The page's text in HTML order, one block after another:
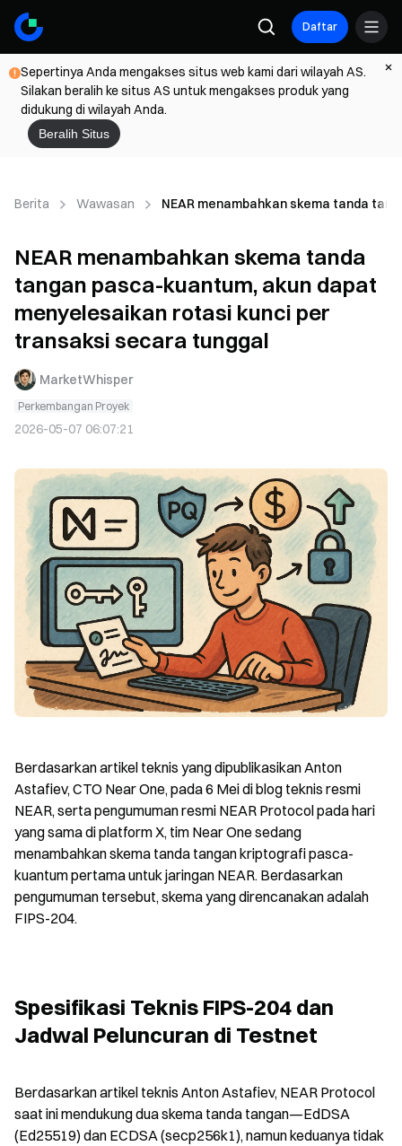
Daftar
Sepertinya Anda mengakses situs web kami dari wilayah AS.
Silakan beralih ke situs AS untuk mengakses produk yang
didukung di wilayah Anda.
Beralih Situs
Berita Wawasan NEAR menambahkan skema tanda
NEAR menambahkan skema tanda
tangan pasca-kuantum, akun dapat
menyelesaikan rotasi kunci per
transaksi secara tunggal
MarketWhisper
Perkembangan Proyek
2026-05-07 06:07:21
Berdasarkan artikel teknis yang dipublikasikan Anton
Astafiev, CTO Near One, pada 6 Mei di blog teknis resmi
NEAR, serta pengumuman resmi NEAR Protocol pada hari
yang sama di platform X, tim Near One sedang
menambahkan skema tanda tangan kriptografi pasca-
kuantum pertama untuk jaringan NEAR. Berdasarkan
pengumuman tersebut, skema yang direncanakan adalah
FIPS-204.
Spesifikasi Teknis FIPS-204 dan
Jadwal Peluncuran di Testnet
Berdasarkan artikel teknis Anton Astafiev, NEAR Protocol
saat ini mendukung dua skema tanda tangan—EdDSA
(Ed25519) dan ECDSA (secp256k1), namun keduanya tidak